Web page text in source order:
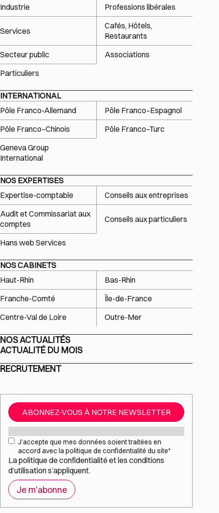
Industrie
Professions libérales
Services
Cafés, Hôtels,
Restaurants
Secteur public
Associations
Particuliers
INTERNATIONAL
Pôle Franco-Allemand
Pôle Franco–Espagnol
Pôle Franco–Chinois
Pôle Franco–Turc
Geneva Group
International
NOS EXPERTISES
Expertise-comptable
Conseils aux entreprises
Audit et Commissariat aux
comptes
Conseils aux particuliers
Hans web Services
NOS CABINETS
Haut-Rhin
Bas-Rhin
Franche-Comté
Île-de-France
Centre-Val de Loire
Outre-Mer
NOS ACTUALITÉS
ACTUALITÉ DU MOIS
RECRUTEMENT
ABONNEZ-VOUS À NOTRE NEWSLETTER
RGPD*
J’accepte que mes données soient traitées en
accord avec la politique de confidentialité du site*
Lapolitique de confidentialité et les conditions
d’utilisations’appliquent.